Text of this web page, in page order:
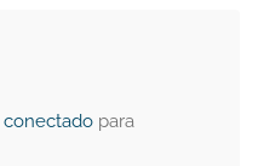
conectado para